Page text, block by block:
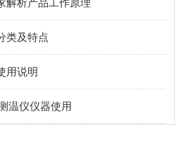
解析产品工作原理
类及特点
用说明
温仪仪器使用